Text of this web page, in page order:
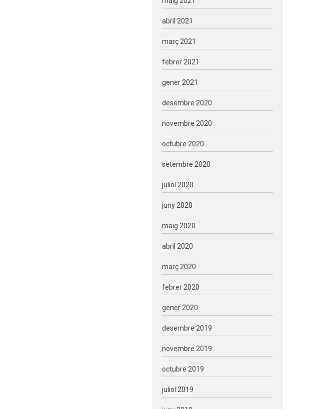
abril 2021
març 2021
febrer 2021
gener 2021
desembre 2020
novembre 2020
octubre 2020
setembre 2020
juliol 2020
juny 2020
maig 2020
abril 2020
març 2020
febrer 2020
gener 2020
desembre 2019
novembre 2019
octubre 2019
juliol 2019